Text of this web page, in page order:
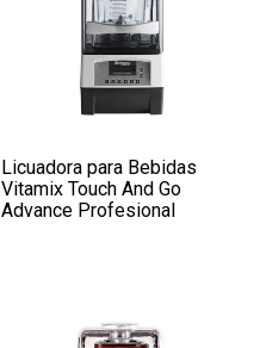
Licuadora para Bebidas
Vitamix Touch And Go
Advance Profesional